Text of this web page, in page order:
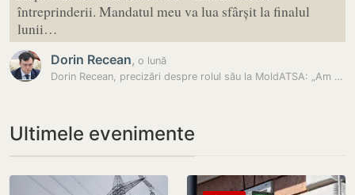
întreprinderii. Mandatul meu va lua sfârșit la finalul
lunii…
Dorin Recean, o lună
Dorin Recean, precizări despre rolul său la MoldATSA: „Am mers acolo…
Ultimele evenimente